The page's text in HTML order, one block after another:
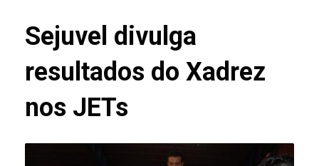
Sejuvel divulga
resultados do Xadrez
nos JETs